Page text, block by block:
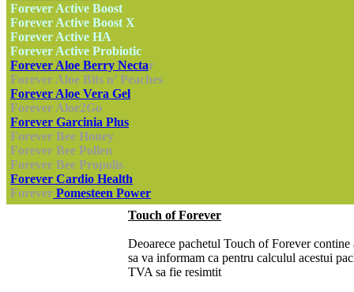
Forever Active Boost
Forever Active Boost X
Forever Active HA
Forever Active Probiotic
Forever Aloe Berry Nectar
Forever Aloe Bits n’ Peaches
Forever Aloe Vera Gel
Forever Aloe2Go
Forever Garcinia Plus
Forever Bee Honey
Forever Bee Pollen
Forever Bee Propolis
Forever Cardio Health
Forever Pomesteen Power
Touch of Forever
Deoarece pachetul Touch of Forever
sa va informam ca pentru calculul acestui
TVA sa fie resimtit